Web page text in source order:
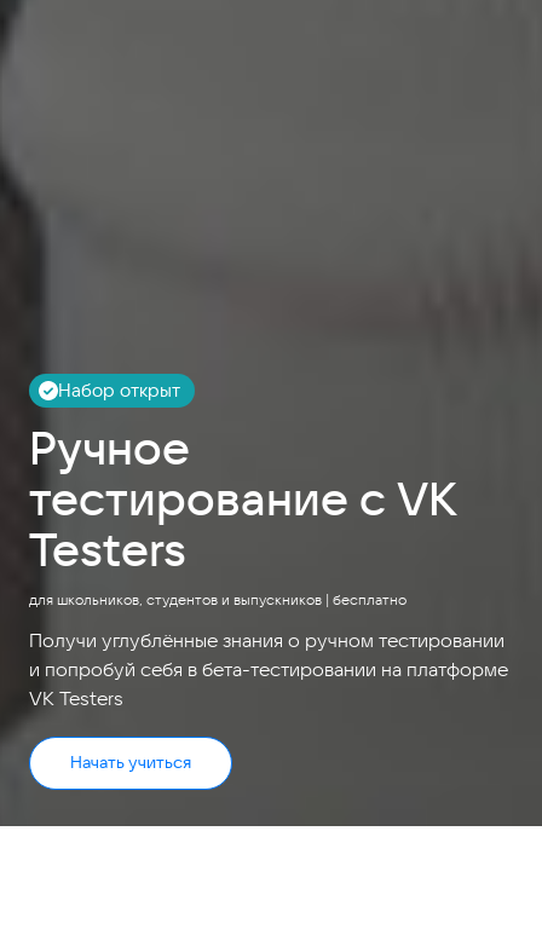
Набор открыт
Ручное
тестирование с VK
Testers
для школьников, студентов и выпускников | бесплатно
Получи углублённые знания о ручном тестировании
и попробуй себя в бета-тестировании на платформе
VK Testers
Начать учиться